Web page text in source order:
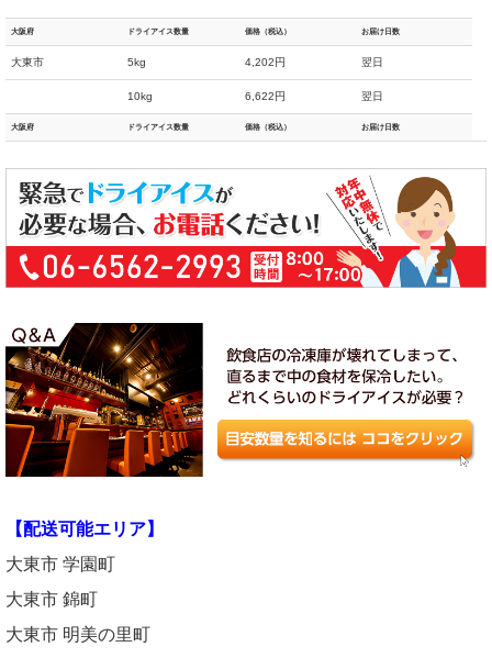
大阪府 ドライアイス数量 価格（税込） お届け日数
大東市 5kg 4,202円 翌日
10kg 6,622円 翌日
大阪府 ドライアイス数量 価格（税込） お届け日数
【配送可能エリア】
大東市 学園町
大東市 錦町
大東市 明美の里町